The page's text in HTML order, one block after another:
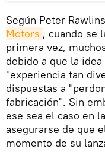
Según Peter
Motors , cuando se
primera vez,
debido a que la
"experiencia tan
dispuestas a
fabricación". Sin
ese sea el caso en
asegurarse de que
momento de su